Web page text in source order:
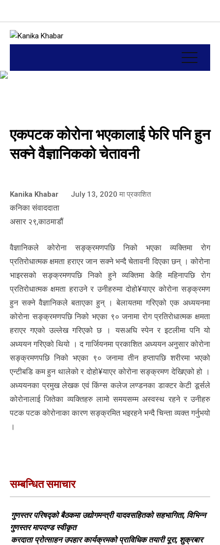
एकपटक कोरोना भएकालाई फेरि पनि हुन
सक्ने वैज्ञानिकको चेतावनी
Kanika Khabar July 13, 2020 मा प्रकाशित
कनिका संवाददाता
असार २९,काठमाडौं
वैज्ञानिकले कोरोना सङ्क्रमणपछि निको भएका व्यक्तिमा रोग
प्रतिरोधात्मक क्षमता हराएर जान सक्ने भन्दै चेतावनी दिएका छन् । कोरोना
भाइरसको सङ्क्रमणपछि निको हुने व्यक्तिमा केहि महिनापछि रोग
प्रतिरोधात्मक क्षमता हराउने र उनीहरुमा दोहो¥याएर कोरोना सङ्क्रमण
हुन सक्ने वैज्ञानिकले बताएका हुन् । बेलायतमा गरिएको एक अध्ययनमा
कोरोना सङ्क्रमणपछि निको भएका ९० जनामा रोग प्रतिरोधात्मक क्षमता
हराएर गएको उल्लेख गरिएको छ । यसअघि स्पेन र इटलीमा पनि यो
अध्ययन गरिएको थियो । द गार्जियनमा प्रकाशित अध्ययन अनुसार कोरोना
सङ्क्रमणपछि निको भएका ९० जनामा तीन हप्तापछि शरीरमा भएको
एन्टीबडि कम हुन थालेको र दोहो¥याएर कोरोना सङ्क्रमण देखिएको हो ।
अध्ययनका प्रमुख लेखक एवं किंग्स कलेज लण्डनका डाक्टर केटी डूर्सले
कोरोनालाई जितेका व्यक्तिहरु लामो समयसम्म अस्वस्थ रहने र उनीहरु
पटक पटक कोरोनाका कारण सङ्क्रमित भइरहने भन्दै चिन्ता व्यक्त गर्नुभयो
।
सम्बन्धित समाचार
गुणस्तर परिषद्को बैठकमा उद्योगमन्त्री यादवसहितको सहभागिता, विभिन्न
गुणस्तर मापदण्ड स्वीकृत
करदाता प्रोत्साहन उपहार कार्यक्रमको प्राविधिक तयारी पूरा, शुक्रबार